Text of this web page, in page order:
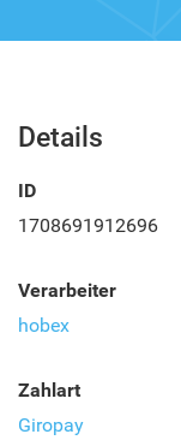
Details
ID
1708691912696
Verarbeiter
hobex
Zahlart
Giropay